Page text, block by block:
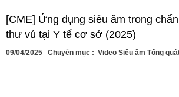
[CME] Ứng dụng siêu âm trong
thư vú tại Y tế cơ sở (2025)
09/04/2025 Chuyên mục : Video Siêu âm Tổng